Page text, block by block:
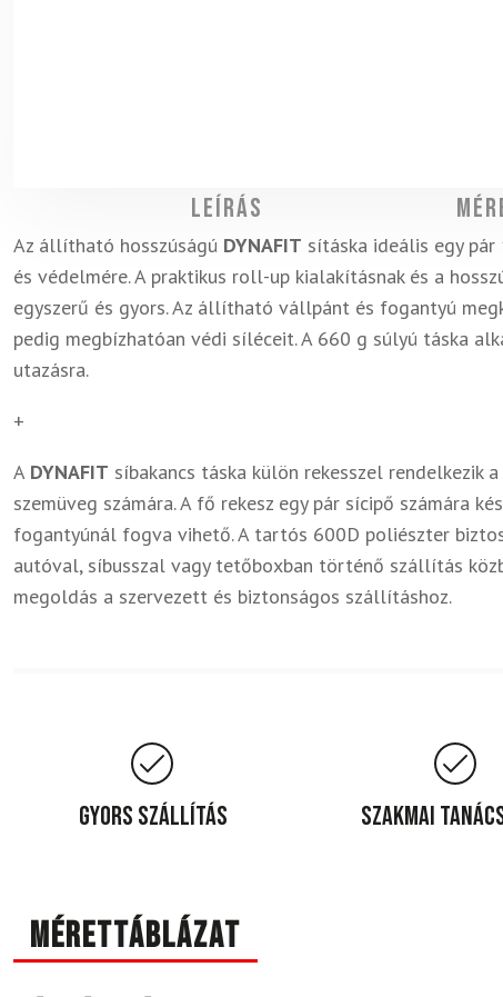
Leírás
Az állítható hosszúságú DYNAFIT sításka ideális egy pár
és védelmére. A praktikus roll-up kialakításnak és a
egyszerű és gyors. Az állítható vállpánt és fogantyú
pedig megbízhatóan védi síléceit. A 660 g súlyú táska
utazásra.
+
A DYNAFIT síbakancs táska külön rekesszel rendelkezik
szemüveg számára. A fő rekesz egy pár sícipő számára
fogantyúnál fogva vihető. A tartós 600D poliészter
autóval, síbusszal vagy tetőboxban történő szállítás
megoldás a szervezett és biztonságos szállításhoz.
Gyors szállítás Szakmai
Mérettáblázat